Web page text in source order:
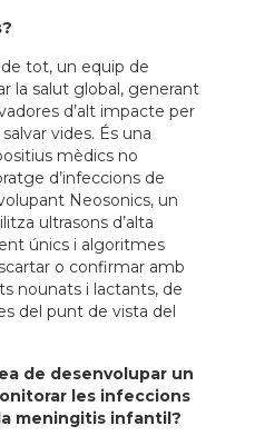
tot, un equip de
la salut global, generant
d’alt impacte per
vides. És una
mèdics no
d’infeccions de
Neosonics, un
ultrasons d’alta
únics i algoritmes
o confirmar amb
nounats i lactants, de
del punt de vista del
de desenvolupar un
les infeccions
meningitis infantil?